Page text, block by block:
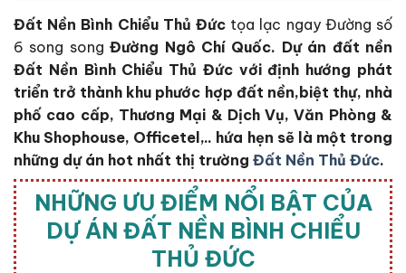
Đất Nền Bình Chiểu Thủ Đức tọa lạc ngay Đường số
6 song songĐường Ngô Chí Quốc. Dự án đất nền
Đất Nền Bình Chiểu Thủ Đức với định hướng phát
triển trở thành khu phước hợp đất nền,biệt thự, nhà
phố cao cấp, Thương Mại & Dịch Vụ, Văn Phòng &
Khu Shophouse, Officetel,.. hứa hẹn sẽ là một trong
những dự án hot nhất thị trường Đất Nền Thủ Đức.
NHỮNG ƯU ĐIỂM NỔI BẬT CỦA
DỰ ÁN ĐẤT NỀN BÌNH CHIỂU
THỦ ĐỨC